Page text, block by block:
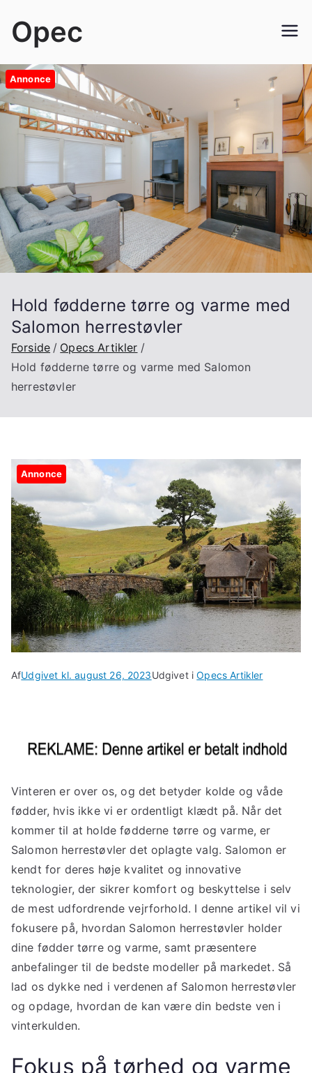
indhold
Opec
Annonce
Hold fødderne tørre og varme med
Salomon herrestøvler
Forside
Opecs Artikler
Hold fødderne tørre og varme med Salomon
herrestøvler
Annonce
AfUdgivet kl.august 26, 2023Udgivet iOpecs Artikler
Vinteren er over os, og det betyder kolde og våde
fødder, hvis ikke vi er ordentligt klædt på. Når det
kommer til at holde fødderne tørre og varme, er
Salomon herrestøvler det oplagte valg. Salomon er
kendt for deres høje kvalitet og innovative
teknologier, der sikrer komfort og beskyttelse i selv
de mest udfordrende vejrforhold. I denne artikel vil vi
fokusere på, hvordan Salomon herrestøvler holder
dine fødder tørre og varme, samt præsentere
anbefalinger til de bedste modeller på markedet. Så
lad os dykke ned i verdenen af Salomon herrestøvler
og opdage, hvordan de kan være din bedste ven i
vinterkulden.
Fokus på tørhed og varme